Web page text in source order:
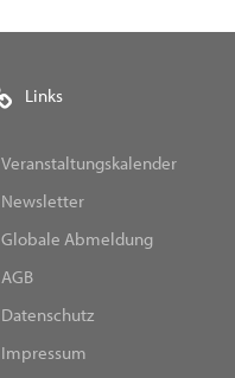
Links
Veranstaltungskalender
Newsletter
Globale Abmeldung
AGB
Datenschutz
Impressum